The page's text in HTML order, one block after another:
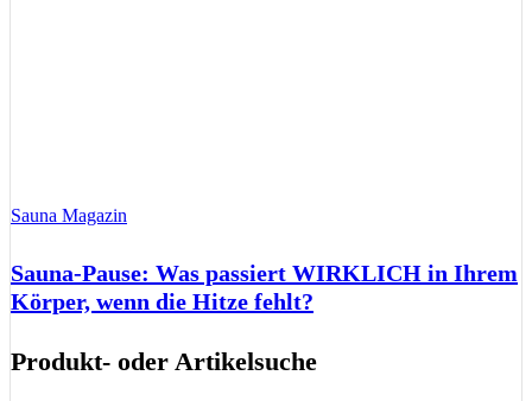
Sauna Magazin
Sauna-Pause: Was passiert WIRKLICH in Ihrem
Körper, wenn die Hitze fehlt?
Produkt- oder Artikelsuche